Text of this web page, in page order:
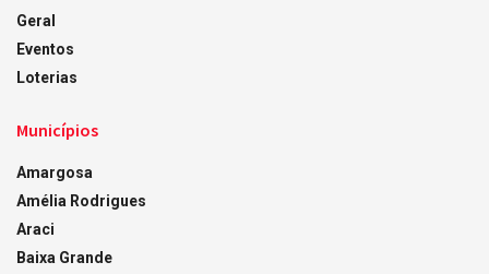
Geral
Eventos
Loterias
Municípios
Amargosa
Amélia Rodrigues
Araci
Baixa Grande